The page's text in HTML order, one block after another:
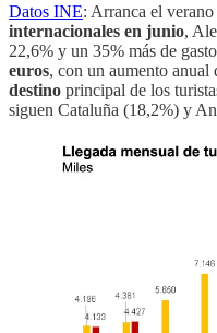
Datos INE: Arranca el verano
internacionales en junio,
22,6% y un 35% más de
euros, con un aumento anual
destino principal de los
siguen Cataluña (18,2%) y